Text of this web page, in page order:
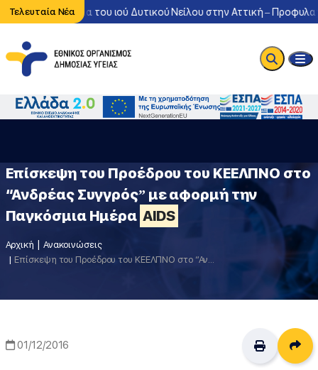
Τελευταία Νέα
κυκλοφορία του ιού Δυτικού Νείλου στην Αττική –
Επίσκεψη του Προέδρου του ΚΕΕΛΠΝΟ στο
“Ανδρέας Συγγρός” με αφορμή την
Παγκόσμια Ημέρα AIDS
Αρχική
Ανακοινώσεις
01/12/2016